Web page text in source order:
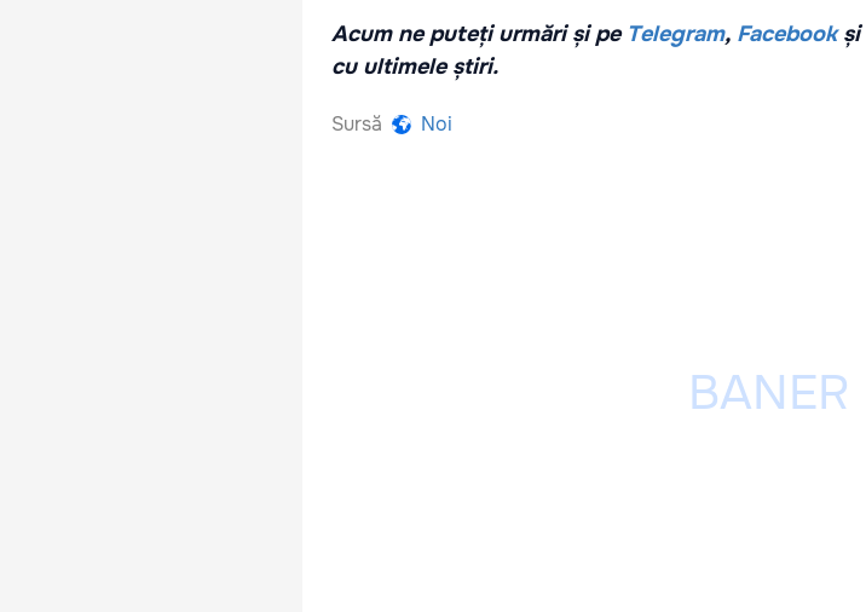
Acum ne puteți urmări și pe Telegram, Facebook și
cu ultimele știri.
Sursă Noi